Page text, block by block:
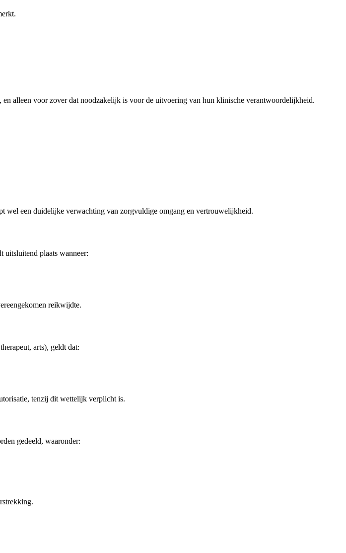
alleen voor zover dat noodzakelijk is voor de uitvoering van hun klinische verantwoordelijkheid.
wel een duidelijke verwachting van zorgvuldige omgang en vertrouwelijkheid.
uitsluitend plaats wanneer:
reikwijdte.
arts), geldt dat:
tenzij dit wettelijk verplicht is.
gedeeld, waaronder: